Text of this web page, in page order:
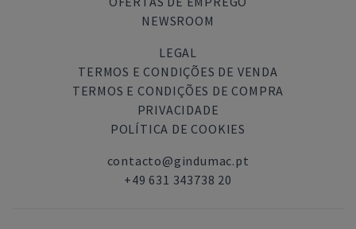
NEWSROOM
LEGAL
TERMOS E CONDIÇÕES DE VENDA
TERMOS E CONDIÇÕES DE COMPRA
PRIVACIDADE
POLÍTICA DE COOKIES
contacto@gindumac.pt
+49 631 343738 20